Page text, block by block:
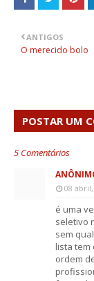
ANTIGOS
O merecido bolo
POSTAR UM
5 Comentários
08 abril,
é uma
seletivo
sem
lista tem
ordem